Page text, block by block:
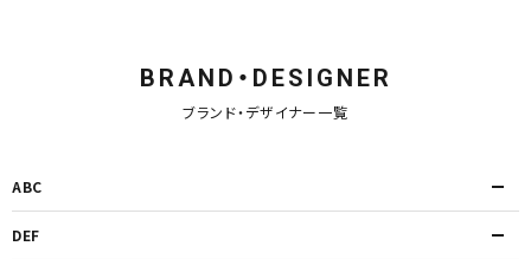
BRAND・DESIGNER
ブランド・デザイナー一覧
ABC
DEF